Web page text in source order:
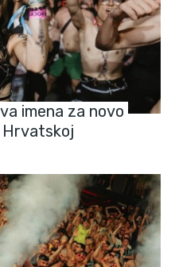
imena za novo